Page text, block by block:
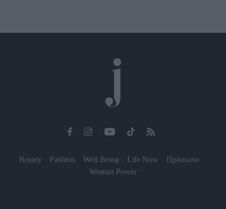
Beauty Fashion Well Being Life Now
Πρόσωπα
Woman Power